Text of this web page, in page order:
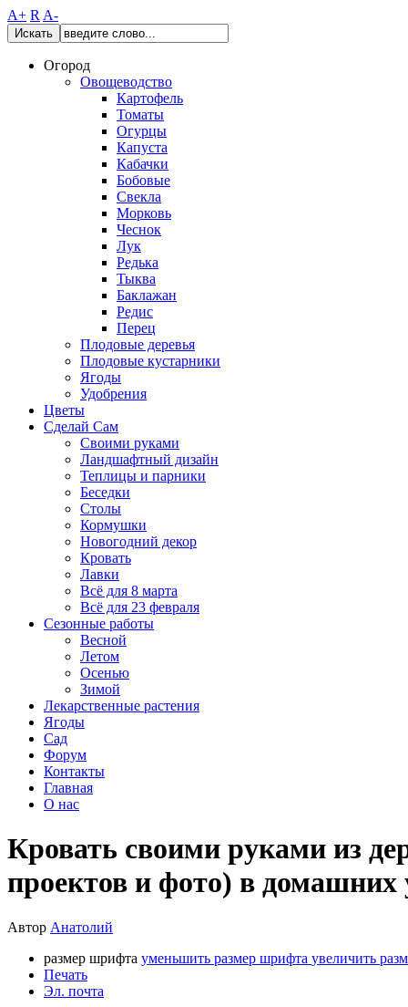
A+ R A-
Искать
Огород
Овощеводство
Картофель
Томаты
Огурцы
Капуста
Кабачки
Бобовые
Свекла
Морковь
Чеснок
Лук
Редька
Тыква
Баклажан
Редис
Перец
Плодовые деревья
Плодовые кустарники
Ягоды
Удобрения
Цветы
Сделай Сам
Своими руками
Ландшафтный дизайн
Теплицы и парники
Беседки
Столы
Кормушки
Новогодний декор
Кровать
Лавки
Всё для 8 марта
Всё для 23 февраля
Сезонные работы
Весной
Летом
Осенью
Зимой
Лекарственные растения
Ягоды
Сад
Форум
Контакты
Главная
О нас
Кровать своими руками из
проектов и фото) в домашних
Автор Анатолий
размер шрифта уменьшить размер шрифта увеличить
Печать
Эл. почта